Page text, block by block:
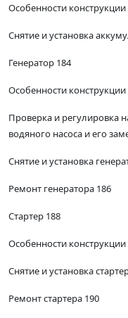
Особенности конструкции
Снятие и установка
Генератор 184
Особенности конструкции
Проверка и регулировка
водяного насоса и его
Снятие и установка
Ремонт генератора 186
Стартер 188
Особенности конструкции
Снятие и установка
Ремонт стартера 190